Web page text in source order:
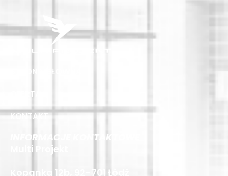
STRONA GŁÓWNA
OFERTA
KONTAKT
INFORMACJE KONTAKTOWE
Multi Projekt
Kopanka 12b, 92-701 Łódź